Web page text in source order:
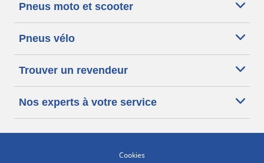
Pneus moto et scooter
Pneus vélo
Trouver un revendeur
Nos experts à votre service
Cookies